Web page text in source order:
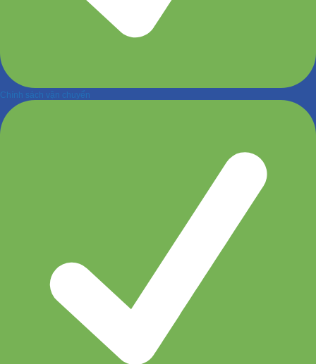
Chính sách vận chuyển